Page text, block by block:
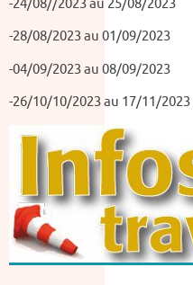
-24/08//2023 au 25/08/2023
-28/08/2023 au 01/09/2023
-04/09/2023 au 08/09/2023
-26/10/10/2023 au 17/11/2023